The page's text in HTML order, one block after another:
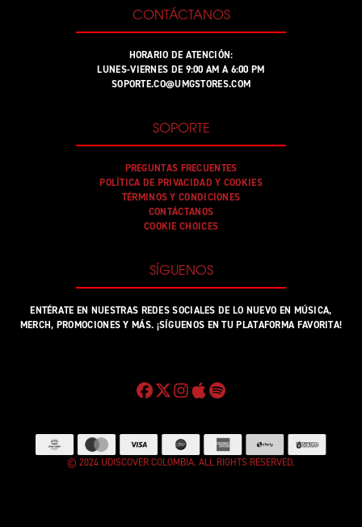
CONTÁCTANOS
HORARIO DE ATENCIÓN:
LUNES-VIERNES DE 9:00 AM A 6:00 PM
SOPORTE.CO@UMGSTORES.COM
SOPORTE
PREGUNTAS FRECUENTES
POLÍTICA DE PRIVACIDAD Y COOKIES
TÉRMINOS Y CONDICIONES
CONTÁCTANOS
COOKIE CHOICES
SÍGUENOS
ENTÉRATE EN NUESTRAS REDES SOCIALES DE LO NUEVO EN MÚSICA,
MERCH, PROMOCIONES Y MÁS. ¡SÍGUENOS EN TU PLATAFORMA FAVORITA!
© 2024 UDISCOVER COLOMBIA. ALL RIGHTS RESERVED.